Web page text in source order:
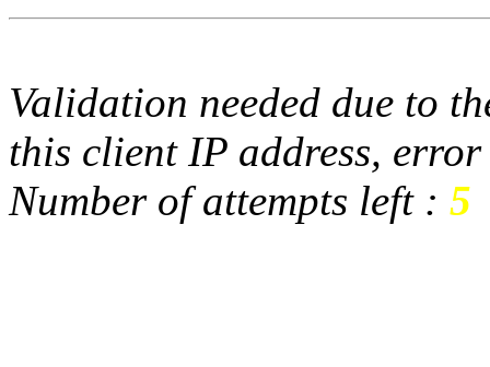
Validation needed due to
this client IP address,
Number of attempts left : 5